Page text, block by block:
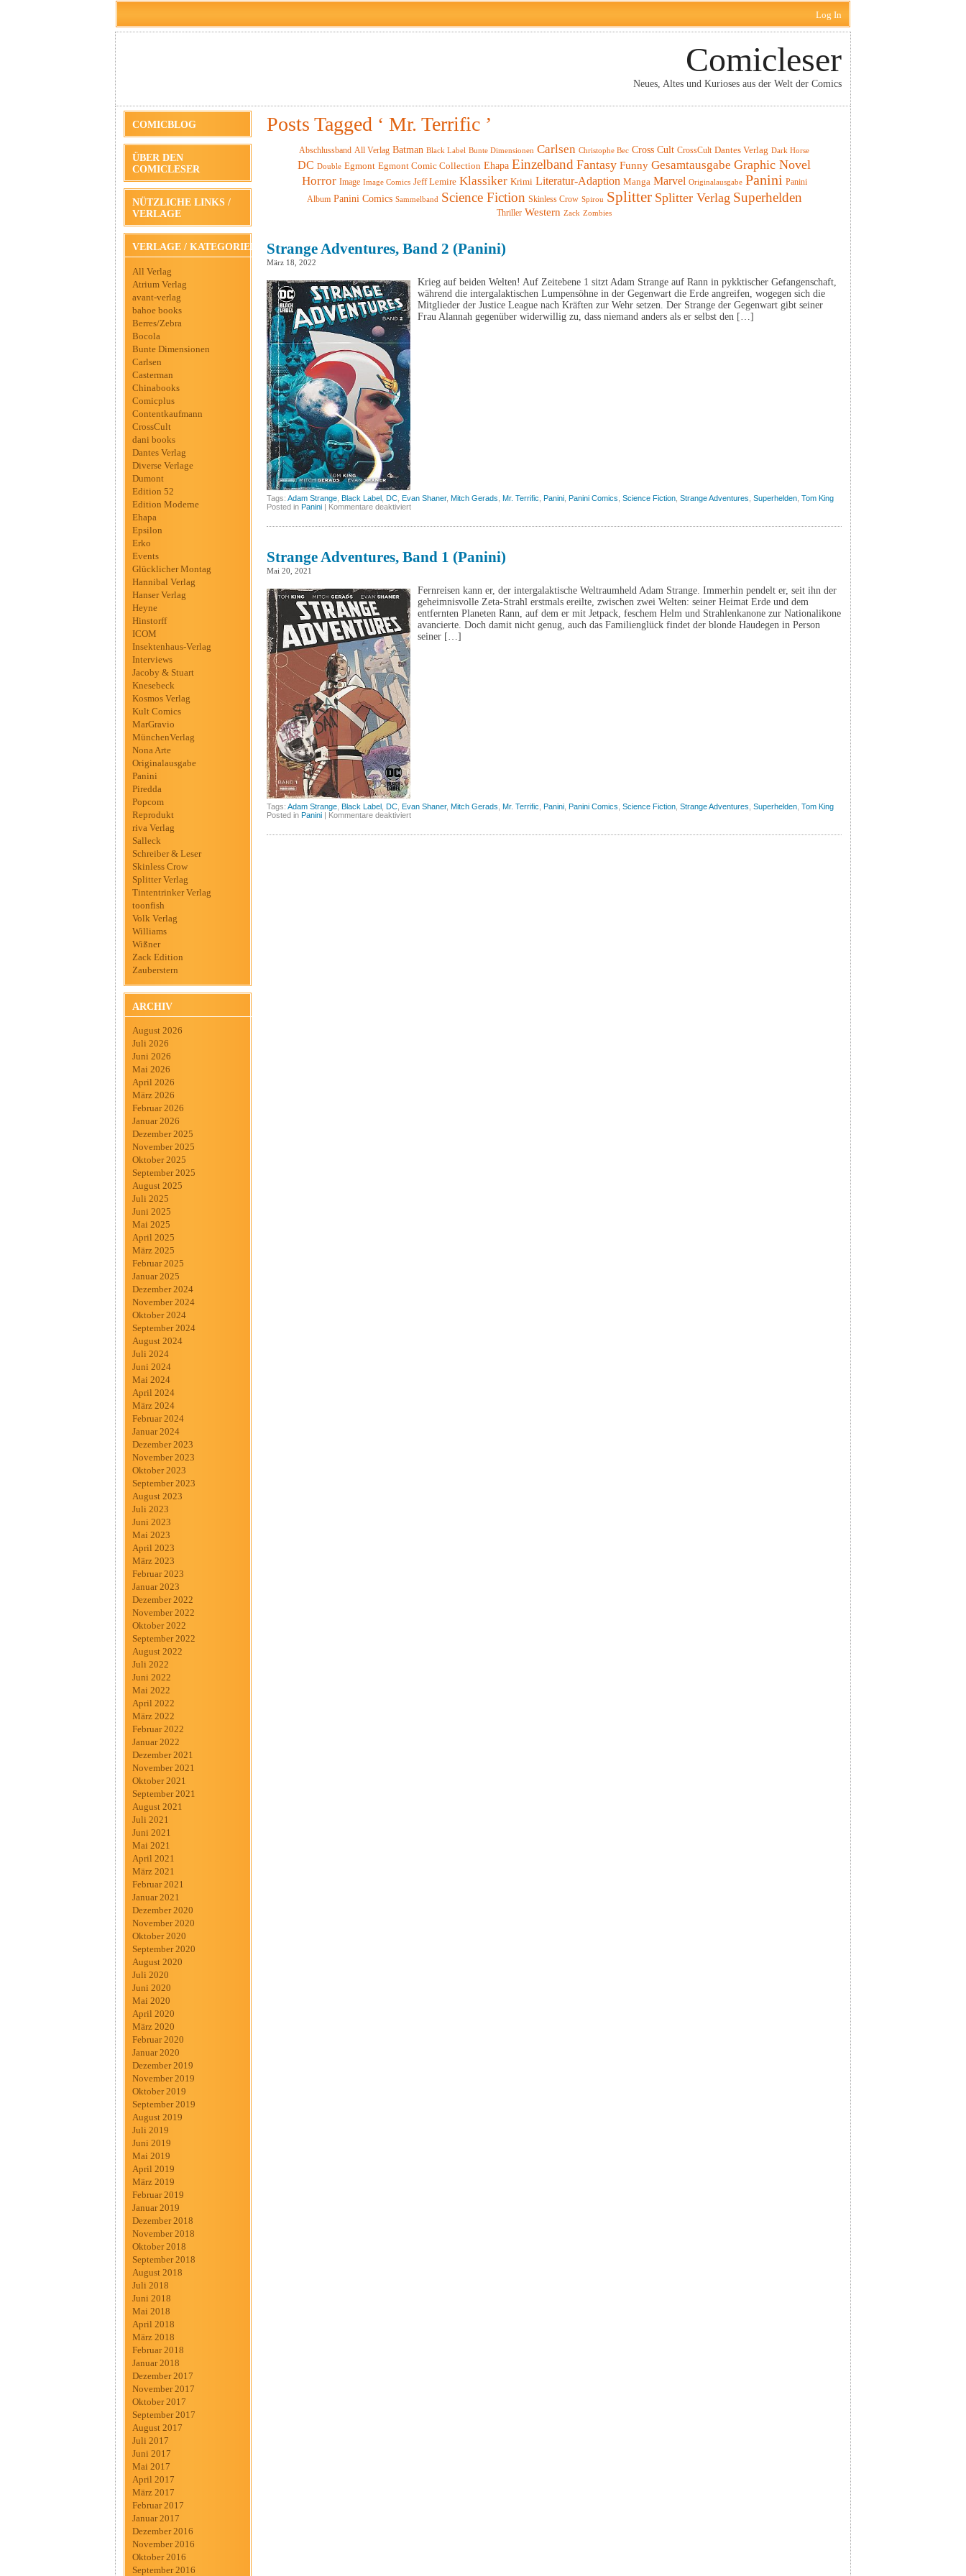
Log In
Comicleser
Neues, Altes und Kurioses aus der Welt der Comics
COMICBLOG
ÜBER DEN
COMICLESER
NÜTZLICHE LINKS /
VERLAGE
VERLAGE / KATEGORIEN
All Verlag
Atrium Verlag
avant-verlag
bahoe books
Berres/Zebra
Bocola
Bunte Dimensionen
Carlsen
Casterman
Chinabooks
Comicplus
Contentkaufmann
CrossCult
dani books
Dantes Verlag
Diverse Verlage
Dumont
Edition 52
Edition Moderne
Ehapa
Epsilon
Erko
Events
Glücklicher Montag
Hannibal Verlag
Hanser Verlag
Heyne
Hinstorff
ICOM
Insektenhaus-Verlag
Interviews
Jacoby & Stuart
Knesebeck
Kosmos Verlag
Kult Comics
MarGravio
MünchenVerlag
Nona Arte
Originalausgabe
Panini
Piredda
Popcom
Reprodukt
riva Verlag
Salleck
Schreiber & Leser
Skinless Crow
Splitter Verlag
Tintentrinker Verlag
toonfish
Volk Verlag
Williams
Wißner
Zack Edition
Zauberstern
ARCHIV
August 2026
Juli 2026
Juni 2026
Mai 2026
April 2026
März 2026
Februar 2026
Januar 2026
Dezember 2025
November 2025
Oktober 2025
September 2025
August 2025
Juli 2025
Juni 2025
Mai 2025
April 2025
März 2025
Februar 2025
Januar 2025
Dezember 2024
November 2024
Oktober 2024
September 2024
August 2024
Juli 2024
Juni 2024
Mai 2024
April 2024
März 2024
Februar 2024
Januar 2024
Dezember 2023
November 2023
Oktober 2023
September 2023
August 2023
Juli 2023
Juni 2023
Mai 2023
April 2023
März 2023
Februar 2023
Januar 2023
Dezember 2022
November 2022
Oktober 2022
September 2022
August 2022
Juli 2022
Juni 2022
Mai 2022
April 2022
März 2022
Februar 2022
Januar 2022
Dezember 2021
November 2021
Oktober 2021
September 2021
August 2021
Juli 2021
Juni 2021
Mai 2021
April 2021
März 2021
Februar 2021
Januar 2021
Dezember 2020
November 2020
Oktober 2020
September 2020
August 2020
Juli 2020
Juni 2020
Mai 2020
April 2020
März 2020
Februar 2020
Januar 2020
Dezember 2019
November 2019
Oktober 2019
September 2019
August 2019
Juli 2019
Juni 2019
Mai 2019
April 2019
März 2019
Februar 2019
Januar 2019
Dezember 2018
November 2018
Oktober 2018
September 2018
August 2018
Juli 2018
Juni 2018
Mai 2018
April 2018
März 2018
Februar 2018
Januar 2018
Dezember 2017
November 2017
Oktober 2017
September 2017
August 2017
Juli 2017
Juni 2017
Mai 2017
April 2017
März 2017
Februar 2017
Januar 2017
Dezember 2016
November 2016
Oktober 2016
September 2016
Posts Tagged ‘ Mr. Terrific ’
Abschlussband All Verlag Batman Black Label Bunte Dimensionen Carlsen Christophe Bec Cross Cult CrossCult Dantes Verlag Dark Horse
DC Double Egmont Egmont Comic Collection Ehapa Einzelband Fantasy Funny Gesamtausgabe Graphic Novel
Horror Image Image Comics Jeff Lemire Klassiker Krimi Literatur-Adaption Manga Marvel Originalausgabe Panini Panini
Album Panini Comics Sammelband Science Fiction Skinless Crow Spirou Splitter Splitter Verlag Superhelden
Thriller Western Zack Zombies
Strange Adventures, Band 2 (Panini)
März 18, 2022
Krieg auf beiden Welten! Auf Zeitebene 1 sitzt Adam Strange auf Rann in pykktischer Gefangenschaft,
während die intergalaktischen Lumpensöhne in der Gegenwart die Erde angreifen, wogegen sich die
Mitglieder der Justice League nach Kräften zur Wehr setzen. Der Strange der Gegenwart gibt seiner
Frau Alannah gegenüber widerwillig zu, dass niemand anders als er selbst den […]
Tags: Adam Strange Black Label DC Evan Shaner, Mitch Gerads Mr. Terrific Panini Panini Comics Science Fiction Strange Adventures Superhelden Tom King
Posted in Panini | Kommentare deaktiviertfür
Strange Adventures, Band 1 (Panini)
Mai 20, 2021
Fernreisen kann er, der intergalaktische Weltraumheld Adam Strange. Immerhin pendelt er, seit ihn der
geheimnisvolle Zeta-Strahl erstmals ereilte, zwischen zwei Welten: seiner Heimat Erde und dem
entfernten Planeten Rann, auf dem er mit Jetpack, feschem Helm und Strahlenkanone zur Nationalikone
avancierte. Doch damit nicht genug, auch das Familienglück findet der blonde Haudegen in Person
seiner […]
Tags: Adam Strange Black Label DC Evan Shaner, Mitch Gerads Mr. Terrific Panini Panini Comics Science Fiction Strange Adventures Superhelden Tom King
Posted in Panini | Kommentare deaktiviertfür